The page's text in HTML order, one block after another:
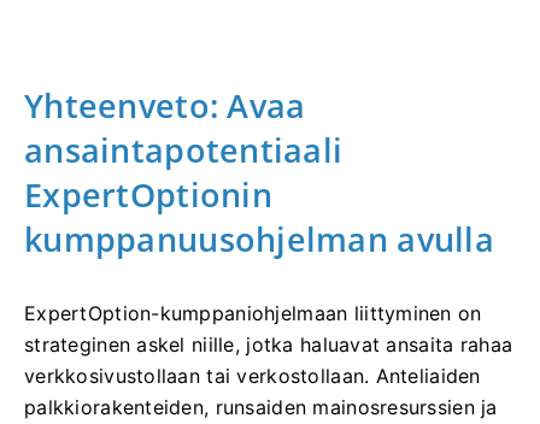
Yhteenveto: Avaa
ansaintapotentiaali
ExpertOptionin
kumppanuusohjelman avulla
ExpertOption-kumppaniohjelmaan liittyminen on
strateginen askel niille, jotka haluavat ansaita rahaa
verkkosivustollaan tai verkostollaan. Anteliaiden
palkkiorakenteiden, runsaiden mainosresurssien ja